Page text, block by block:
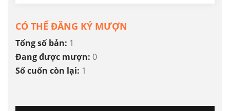
CÓ THỂ ĐĂNG KÝ MƯỢN
Tổng số bản: 1
Đang được mượn: 0
Số cuốn còn lại: 1